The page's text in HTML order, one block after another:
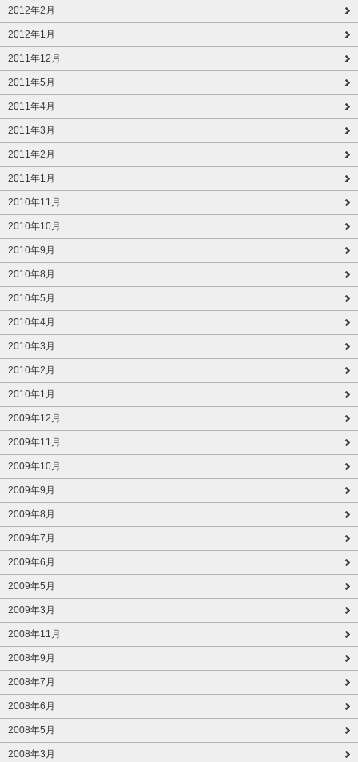
2012年2月
2012年1月
2011年12月
2011年5月
2011年4月
2011年3月
2011年2月
2011年1月
2010年11月
2010年10月
2010年9月
2010年8月
2010年5月
2010年4月
2010年3月
2010年2月
2010年1月
2009年12月
2009年11月
2009年10月
2009年9月
2009年8月
2009年7月
2009年6月
2009年5月
2009年3月
2008年11月
2008年9月
2008年7月
2008年6月
2008年5月
2008年3月